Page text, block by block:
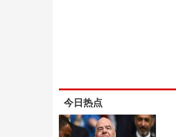
今日热点